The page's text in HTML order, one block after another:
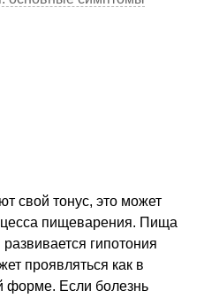
свой тонус, это может
пищеварения. Пища
гипотония
проявляться как в
форме. Если болезнь